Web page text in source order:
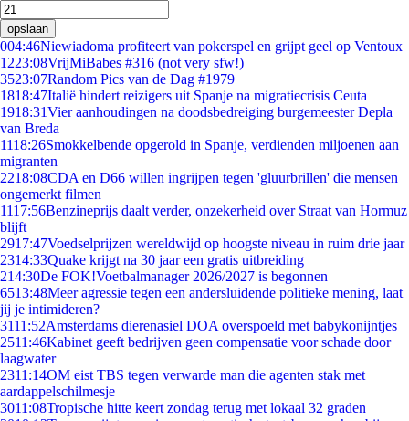
opslaan
004:46Niewiadoma profiteert van pokerspel en grijpt geel op Ventoux
1223:08VrijMiBabes #316 (not very sfw!)
3523:07Random Pics van de Dag #1979
1818:47Italië hindert reizigers uit Spanje na migratiecrisis Ceuta
1918:31Vier aanhoudingen na doodsbedreiging burgemeester Depla
van Breda
1118:26Smokkelbende opgerold in Spanje, verdienden miljoenen aan
migranten
2218:08CDA en D66 willen ingrijpen tegen 'gluurbrillen' die mensen
ongemerkt filmen
1117:56Benzineprijs daalt verder, onzekerheid over Straat van Hormuz
blijft
2917:47Voedselprijzen wereldwijd op hoogste niveau in ruim drie jaar
2314:33Quake krijgt na 30 jaar een gratis uitbreiding
214:30De FOK!Voetbalmanager 2026/2027 is begonnen
6513:48Meer agressie tegen een andersluidende politieke mening, laat
jij je intimideren?
3111:52Amsterdams dierenasiel DOA overspoeld met babykonijntjes
2511:46Kabinet geeft bedrijven geen compensatie voor schade door
laagwater
2311:14OM eist TBS tegen verwarde man die agenten stak met
aardappelschilmesje
3011:08Tropische hitte keert zondag terug met lokaal 32 graden